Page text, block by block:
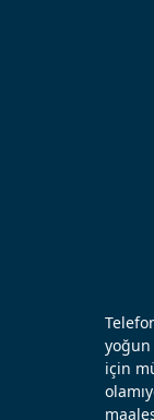
için